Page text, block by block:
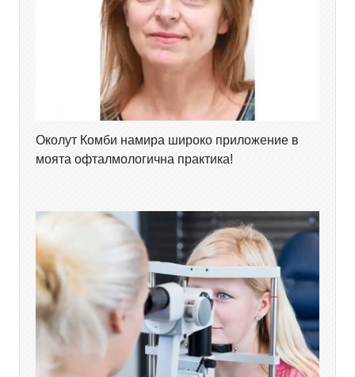
Околут Комби намира широко приложение в
моята офталмологична практика!